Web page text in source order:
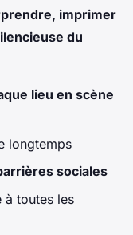
imprimer
du
lieu en scène
longtemps
sociales
à toutes les